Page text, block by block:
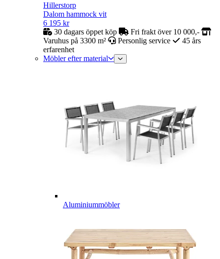
Hillerstorp
Dalom hammock vit
6 195 kr
30 dagars öppet köp
Fri frakt över 10 000,-
Varuhus på 3300 m²
Personlig service
45 års
erfarenhet
Möbler efter material
Aluminiummöbler